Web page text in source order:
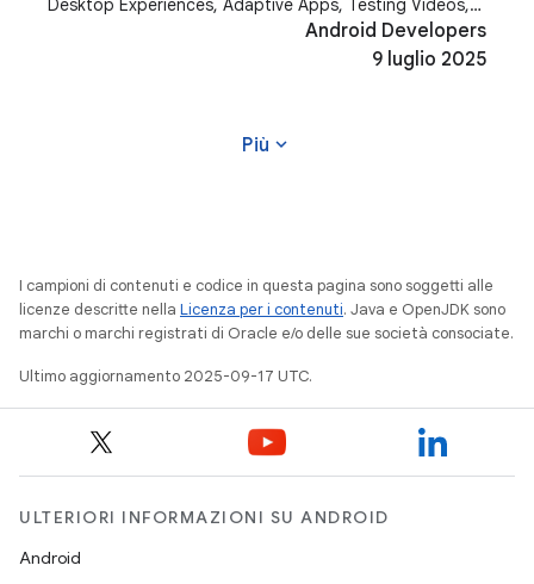
Desktop Experiences, Adaptive Apps, Testing Videos,
AndroidX and more! Most of the content of this
Android Developers
9 luglio 2025
Più expand_more
I campioni di contenuti e codice in questa pagina sono soggetti alle
licenze descritte nella Licenza per i contenuti. Java e OpenJDK sono
marchi o marchi registrati di Oracle e/o delle sue società consociate.
Ultimo aggiornamento 2025-09-17 UTC.
ULTERIORI INFORMAZIONI SU ANDROID
Android